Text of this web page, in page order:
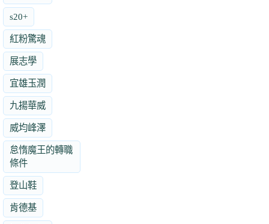
s20+
紅粉驚魂
展志學
宜雄玉潤
九揚華威
威均峰澤
怠惰魔王的轉職
條件
登山鞋
肯德基